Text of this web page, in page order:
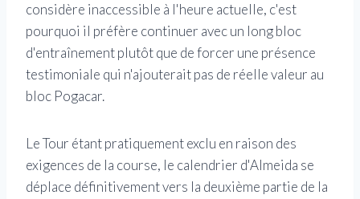
considère inaccessible à l'heure actuelle, c'est
pourquoi il préfère continuer avec un long bloc
d'entraînement plutôt que de forcer une présence
testimoniale qui n'ajouterait pas de réelle valeur au
bloc Pogacar.
Le Tour étant pratiquement exclu en raison des
exigences de la course, le calendrier d'Almeida se
déplace définitivement vers la deuxième partie de la